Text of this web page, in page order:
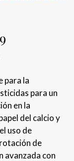
para la
para un
en la
del calcio y
uso de
de
avanzada con